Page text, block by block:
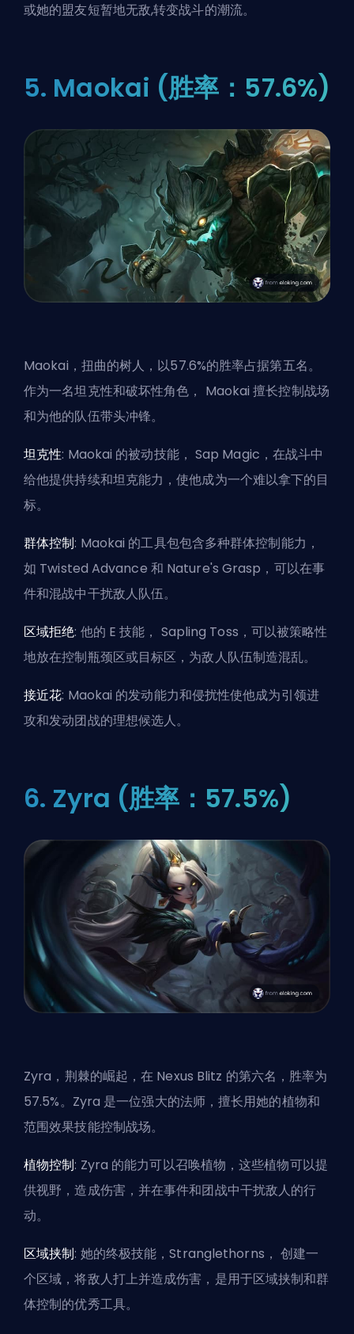
或她的盟友短暂地无敌,转变战斗的潮流。
5. Maokai (胜率：57.6%)
Maokai，扭曲的树人，以57.6%的胜率占据第五名。
作为一名坦克性和破坏性角色， Maokai 擅长控制战场
和为他的队伍带头冲锋。
坦克性: Maokai 的被动技能， Sap Magic，在战斗中
给他提供持续和坦克能力，使他成为一个难以拿下的目
标。
群体控制: Maokai 的工具包包含多种群体控制能力，
如 Twisted Advance 和 Nature's Grasp，可以在事
件和混战中干扰敌人队伍。
区域拒绝: 他的 E 技能， Sapling Toss，可以被策略性
地放在控制瓶颈区或目标区，为敌人队伍制造混乱。
接近花: Maokai 的发动能力和侵扰性使他成为引领进
攻和发动团战的理想候选人。
6. Zyra (胜率：57.5%)
Zyra，荆棘的崛起，在 Nexus Blitz 的第六名，胜率为
57.5%。Zyra 是一位强大的法师，擅长用她的植物和
范围效果技能控制战场。
植物控制: Zyra 的能力可以召唤植物，这些植物可以提
供视野，造成伤害，并在事件和团战中干扰敌人的行
动。
区域挟制: 她的终极技能，Stranglethorns， 创建一
个区域，将敌人打上并造成伤害，是用于区域挟制和群
体控制的优秀工具。